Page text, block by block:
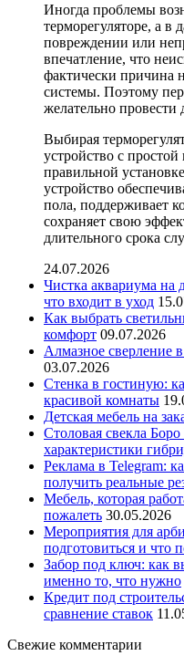
Иногда проблемы
терморегуляторе, а в
повреждении или
впечатление, что
фактически причина
системы. Поэтому
желательно провести
Выбирая
устройство с
правильной
устройство
пола, поддерживает
сохраняет свою
длительного срока
24.07.2026
Чистка аквариума на
что входит в уход
Как выбрать
комфорт 09.07.2026
Алмазное сверление
03.07.2026
Стенка в гостиную:
красивой комнаты
Детская мебель на
Столовая свекла
характеристики
Реклама в Telegram:
получить реальные
Мебель, которая
пожалеть 30.05.2026
Мероприятия для
подготовиться и что
Забор под ключ: как
именно то, что нужно
Кредит под
сравнение ставок
Свежие комментарии